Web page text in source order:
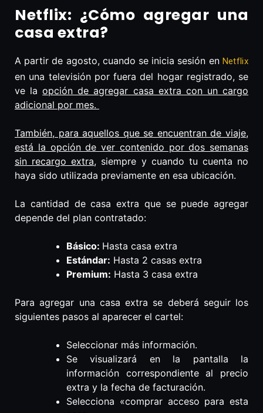
Netflix: ¿Cómo agregar una
casa extra?
A partir de agosto, cuando se inicia sesión en Netflix
en una televisión por fuera del hogar registrado, se
ve laopción de agregar casa extra con un cargo
adicional por mes.
También, para aquellos que se encuentran de viaje,
está la opción de ver contenido por dos semanas
sin recargo extra, siempre y cuando tu cuenta no
haya sido utilizada previamente en esa ubicación.
La cantidad de casa extra que se puede agregar
depende del plan contratado:
Básico: Hasta casa extra
Estándar: Hasta 2 casas extra
Premium: Hasta 3 casa extra
Para agregar una casa extra se deberá seguir los
siguientes pasos al aparecer el cartel:
Seleccionar más información.
Se visualizará en la pantalla la
información correspondiente al precio
extra y la fecha de facturación.
Selecciona «comprar acceso para esta